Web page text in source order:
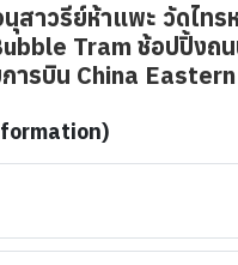
นุสาวรีย์ห้าแพะ วัดไทร
Tram ช้อปปิ้งถ
ารบิน China Eastern